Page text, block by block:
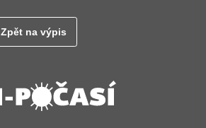
Zpět na výpis